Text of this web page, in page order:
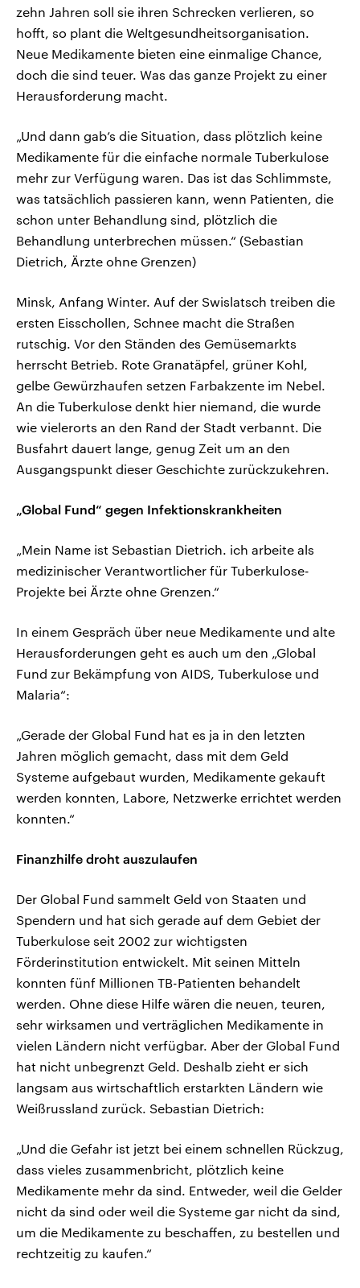
zehn Jahren soll sie ihren Schrecken verlieren, so
hofft, so plant die Weltgesundheitsorganisation.
Neue Medikamente bieten eine einmalige Chance,
doch die sind teuer. Was das ganze Projekt zu einer
Herausforderung macht.
„Und dann gab’s die Situation, dass plötzlich keine
Medikamente für die einfache normale Tuberkulose
mehr zur Verfügung waren. Das ist das Schlimmste,
was tatsächlich passieren kann, wenn Patienten, die
schon unter Behandlung sind, plötzlich die
Behandlung unterbrechen müssen.“ (Sebastian
Dietrich, Ärzte ohne Grenzen)
Minsk, Anfang Winter. Auf der Swislatsch treiben die
ersten Eisschollen, Schnee macht die Straßen
rutschig. Vor den Ständen des Gemüsemarkts
herrscht Betrieb. Rote Granatäpfel, grüner Kohl,
gelbe Gewürzhaufen setzen Farbakzente im Nebel.
An die Tuberkulose denkt hier niemand, die wurde
wie vielerorts an den Rand der Stadt verbannt. Die
Busfahrt dauert lange, genug Zeit um an den
Ausgangspunkt dieser Geschichte zurückzukehren.
„Global Fund“ gegen Infektionskrankheiten
„Mein Name ist Sebastian Dietrich. ich arbeite als
medizinischer Verantwortlicher für Tuberkulose-
Projekte bei Ärzte ohne Grenzen.“
In einem Gespräch über neue Medikamente und alte
Herausforderungen geht es auch um den „Global
Fund zur Bekämpfung von AIDS, Tuberkulose und
Malaria“:
„Gerade der Global Fund hat es ja in den letzten
Jahren möglich gemacht, dass mit dem Geld
Systeme aufgebaut wurden, Medikamente gekauft
werden konnten, Labore, Netzwerke errichtet werden
konnten.“
Finanzhilfe droht auszulaufen
Der Global Fund sammelt Geld von Staaten und
Spendern und hat sich gerade auf dem Gebiet der
Tuberkulose seit 2002 zur wichtigsten
Förderinstitution entwickelt. Mit seinen Mitteln
konnten fünf Millionen TB-Patienten behandelt
werden. Ohne diese Hilfe wären die neuen, teuren,
sehr wirksamen und verträglichen Medikamente in
vielen Ländern nicht verfügbar. Aber der Global Fund
hat nicht unbegrenzt Geld. Deshalb zieht er sich
langsam aus wirtschaftlich erstarkten Ländern wie
Weißrussland zurück. Sebastian Dietrich:
„Und die Gefahr ist jetzt bei einem schnellen Rückzug,
dass vieles zusammenbricht, plötzlich keine
Medikamente mehr da sind. Entweder, weil die Gelder
nicht da sind oder weil die Systeme gar nicht da sind,
um die Medikamente zu beschaffen, zu bestellen und
rechtzeitig zu kaufen.“